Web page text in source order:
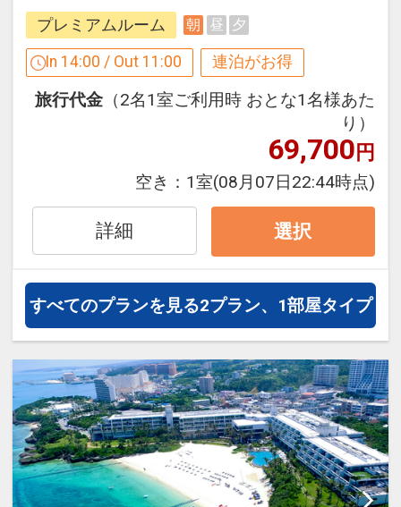
※旅行代金に含まれます。
お子様ポイント
●３歳以下のお子様に、紙オムツ５枚、
粉ミルク４００ｍｌ、ベビーフードまた
※イメージ
設定期間：2026年6月1日～2026年10月
31日
インターネットコース番号：DP-1-
17511013
ーズ（９：３０最終入場） 午後営業：１
５：００～２５：００クローズ（２４：
３０最終入場）
※旅行代金に含まれます。
設定期間：2026年4月1日～2026年11月
インターネットコース番号：DP-1-
17231438
す
連泊の場合、
２泊目より１泊につきおひとり様
円引
※割引適用後のご旅行代金は、カレンダ
ーからお進みいただいた後表示される
「空室照会結果確認画面」でご確認くだ
さい
※宿泊期間中すべての日において人数・
氏名・客室タイプ・食事条件・プラン同
す。
●ウェルカムドリンク付（滞在中フリー
／１階ロビー１４：００～２１：００）
●駐車場代金不要でご利用いただけま
す。（２５０台収容／先着順）
●天然温泉大浴場をご利用いただけま
す。
プレミアムルーム 朝 昼 夕
In 14:00 / Out 11:00 連泊がお得
旅行代金 （2名1室ご利用時 おとな1名様あた
り）
69,700円
空き： 1室(08月07日22:44時点)
詳細 選択
すべてのプランを見る2プラン、1部屋タイプ